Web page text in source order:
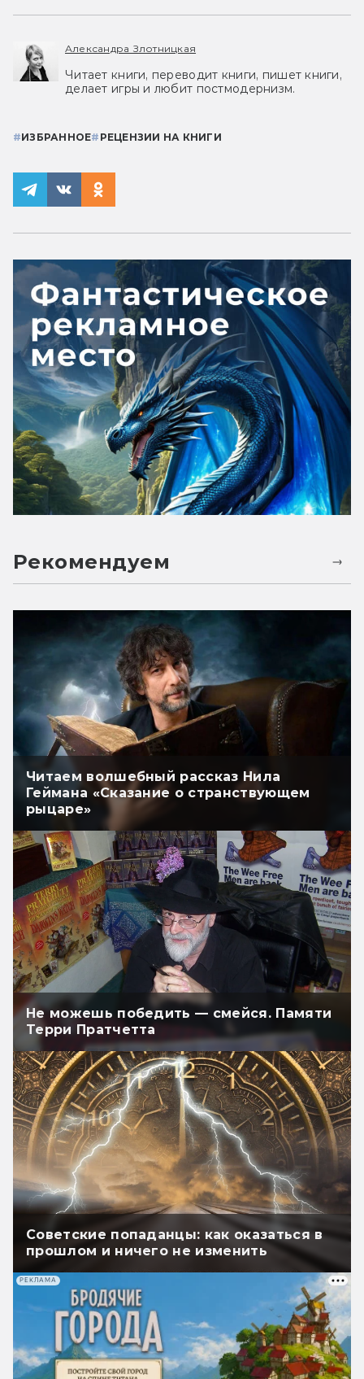
Александра Злотницкая
Читает книги, переводит книги, пишет книги,
делает игры и любит постмодернизм.
#ИЗБРАННОЕ# РЕЦЕНЗИИ НА КНИГИ
Рекомендуем
Читаем волшебный рассказ Нила
Геймана «Сказание о странствующем
рыцаре»
Не можешь победить — смейся. Памяти
Терри Пратчетта
Советские попаданцы: как оказаться в
прошлом и ничего не изменить
РЕКЛАМА